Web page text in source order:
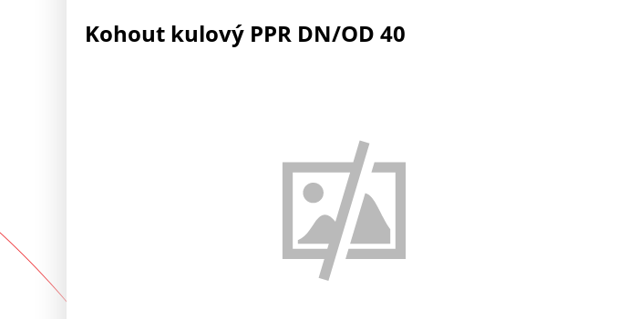
Kohout kulový PPR DN/OD 40